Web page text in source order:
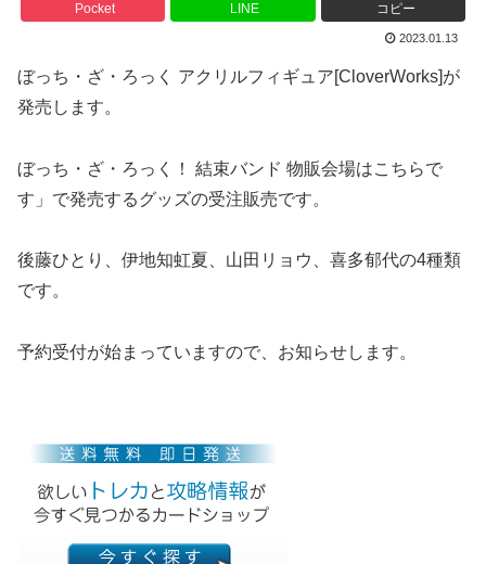
Pocket LINE コピー
2023.01.13
ぼっち・ざ・ろっく アクリルフィギュア[CloverWorks]が
発売します。
ぼっち・ざ・ろっく！ 結束バンド 物販会場はこちらで
す」で発売するグッズの受注販売です。
後藤ひとり、伊地知虹夏、山田リョウ、喜多郁代の4種類
です。
予約受付が始まっていますので、お知らせします。